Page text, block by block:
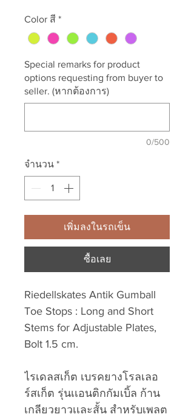
Color สี *
Special remarks for product
options requesting from buyer to
seller. (หากต้องการ)
0/500
จำนวน *
เพิ่มลงในรถเข็น
ซื้อเลย
Riedellskates Antik Gumball
Toe Stops : Long and Short
Stems for Adjustable Plates,
Bolt 1.5 cm.
ไรเดลสเก็ต เบรคยางโรลเลอ
ร์สเก็ต รุ่นเเอนติกกัมเบิ้ล ก้าน
เกลียวยาวเเละสั้น สำหรับเพลต